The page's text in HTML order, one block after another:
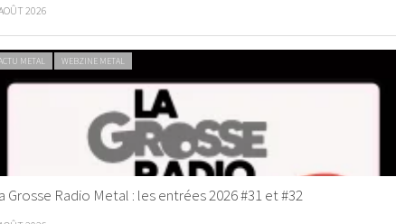
2026
METAL WEBZINE METAL
Grosse Radio Metal : les entrées 2026 #31 et #32